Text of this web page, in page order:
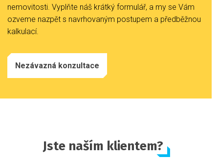
nemovitosti. Vyplňte náš krátký formulář, a my se Vám
ozveme nazpět s navrhovaným postupem a předběžnou
kalkulací.
Nezávazná konzultace
Jste naším klientem?